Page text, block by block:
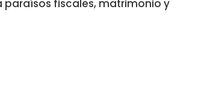
fiscales, matrimonio y